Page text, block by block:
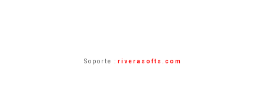
Soporte : riverasofts.com